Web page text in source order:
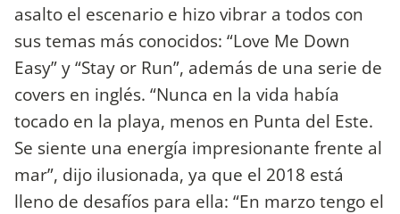
asalto el escenario e hizo vibrar a todos con
sus temas más conocidos: “Love Me Down
Easy” y “Stay or Run”, además de una serie de
covers en inglés. “Nunca en la vida había
tocado en la playa, menos en Punta del Este.
Se siente una energía impresionante frente al
mar”, dijo ilusionada, ya que el 2018 está
lleno de desafíos para ella: “En marzo tengo el